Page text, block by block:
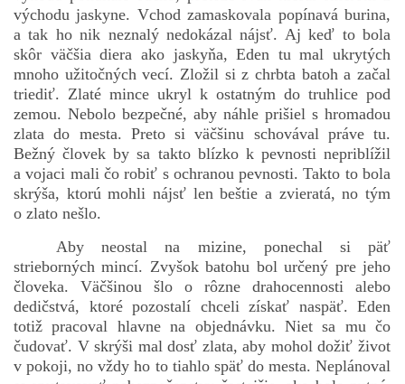
východu jaskyne. Vchod zamaskovala popínavá burina,
a tak ho nik neznalý nedokázal nájsť. Aj keď to bola
skôr väčšia diera ako jaskyňa, Eden tu mal ukrytých
mnoho užitočných vecí. Zložil si z chrbta batoh a začal
triediť. Zlaté mince ukryl k ostatným do truhlice pod
zemou. Nebolo bezpečné, aby náhle prišiel s hromadou
zlata do mesta. Preto si väčšinu schovával práve tu.
Bežný človek by sa takto blízko k pevnosti nepriblížil
a vojaci mali čo robiť s ochranou pevnosti. Takto to bola
skrýša, ktorú mohli nájsť len beštie a zvieratá, no tým
o zlato nešlo.
Aby neostal na mizine, ponechal si päť
strieborných mincí. Zvyšok batohu bol určený pre jeho
človeka. Väčšinou šlo o rôzne drahocennosti alebo
dedičstvá, ktoré pozostalí chceli získať naspäť. Eden
totiž pracoval hlavne na objednávku. Niet sa mu čo
čudovať. V skrýši mal dosť zlata, aby mohol dožiť život
v pokoji, no vždy ho to tiahlo späť do mesta. Neplánoval